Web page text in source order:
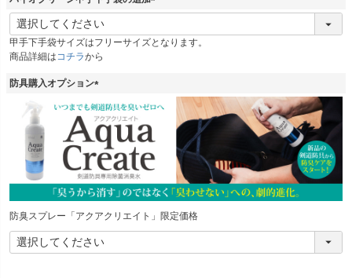
(
須
甲手下手袋サイズはフリーサイズとなります。
商品詳細はコチラから
防具購入オプション
必
須
)
防臭スプレー「アクアクリエイト」限定価格